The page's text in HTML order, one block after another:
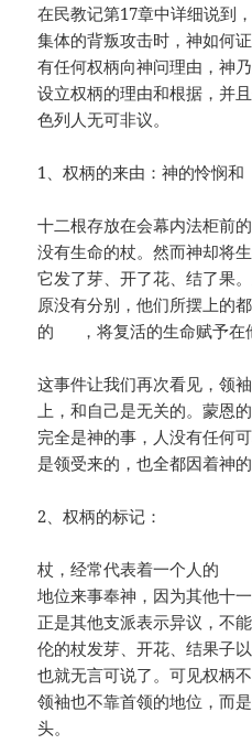
在民教记第17章中详细说到
集体的背叛攻击时，神如何
有任何权柄向神问理由，神
设立权柄的理由和根据，并
色列人无可非议。
1、权柄的来由：神的怜悯
十二根存放在会幕内法柜前
没有生命的杖。然而神却将
它发了芽、开了花、结了果
原没有分别，他们所摆上的
的 ，将复活的生命赋予在
这事件让我们再次看见，领
上，和自己是无关的。蒙恩
完全是神的事，人没有任何
是领受来的，也全都因着神的
2、权柄的标记：
杖，经常代表着一个人的
地位来事奉神，因为其他十
正是其他支派表示异议，不
伦的杖发芽、开花、结果子
也就无言可说了。可见权柄
领袖也不靠首领的地位，而
头。